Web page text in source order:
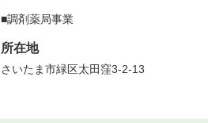
■調剤薬局事業
所在地
さいたま市緑区太田窪3-2-13